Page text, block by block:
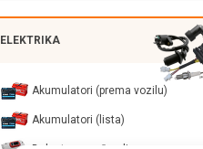
ELEKTRIKA
Akumulatori (prema vozilu)
Akumulatori (lista)